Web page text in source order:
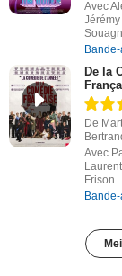
Avec
De la
De
Avec
Frison